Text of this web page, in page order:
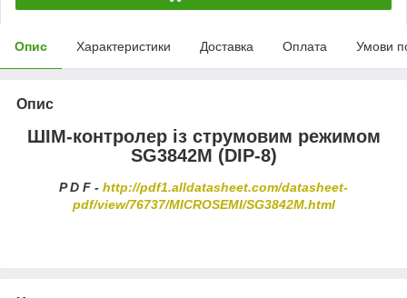
Опис Характеристики Доставка Оплата Умови
Опис
ШІМ-контролер із струмовим режимом
SG3842M (DIP-8)
P D F - http://pdf1.alldatasheet.com/datasheet-
pdf/view/76737/MICROSEMI/SG3842M.html